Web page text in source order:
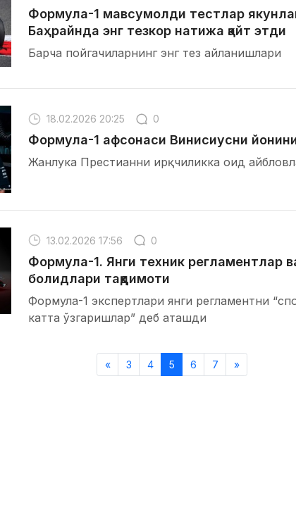
Формула-1 мавсумолди тестлар
Баҳрайнда энг тезкор натижа қайт этди
Барча пойгачиларнинг энг тез айланишлари
18.02.2026 20:25 0
Формула-1 афсонаси Винисиусни
Жанлука Престианни ирқчиликка оид
13.02.2026 17:56 0
Формула-1. Янги техник регламентлар
болидлари тақдимоти
Формула-1 экспертлари янги регламентни
катта ўзгаришлар” деб аташди
« 3 4 5 6 7 »